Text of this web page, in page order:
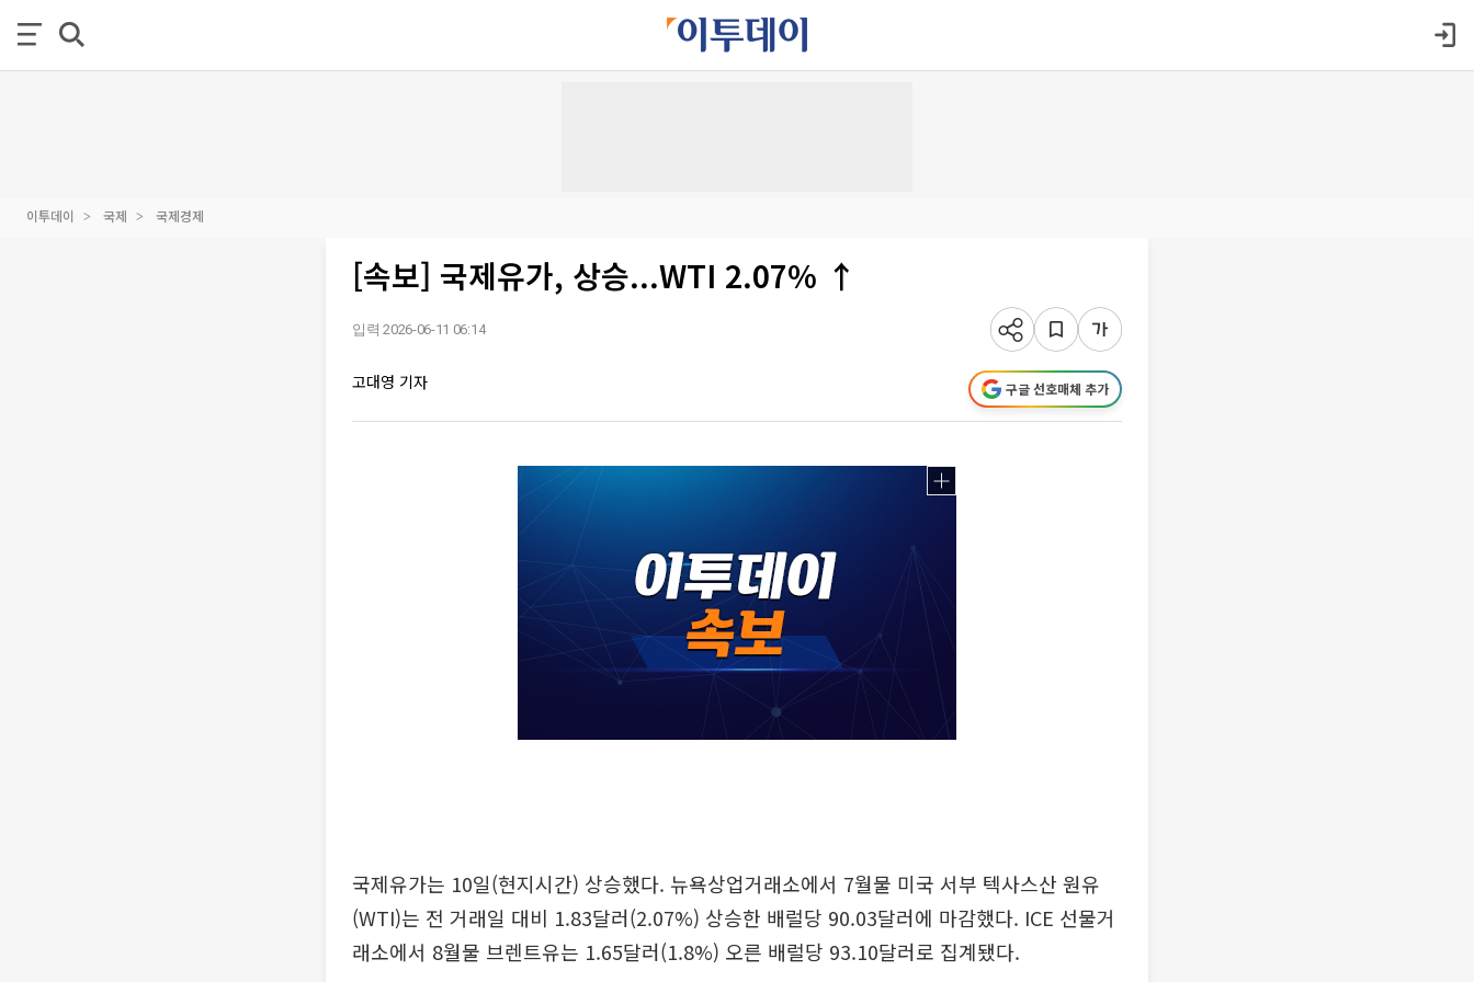
이투데이 국제 국제경제
[속보] 국제유가, 상승...WTI 2.07% ↑
입력 2026-06-11 06:14
고대영 기자 구글 선호매체 추가
국제유가는 10일(현지시간) 상승했다. 뉴욕상업거래소에서 7월물 미국 서부 텍사스산 원유
(WTI)는 전 거래일 대비 1.83달러(2.07%) 상승한 배럴당 90.03달러에 마감했다. ICE 선물거
래소에서 8월물 브렌트유는 1.65달러(1.8%) 오른 배럴당 93.10달러로 집계됐다.